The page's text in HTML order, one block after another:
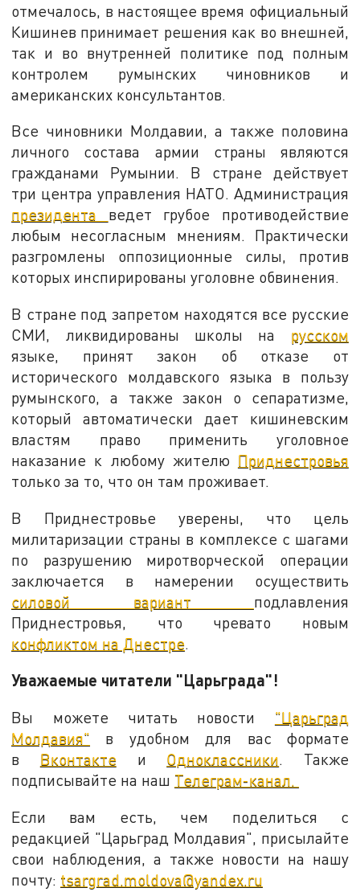
отмечалось, в настоящее время официальный
Кишинев принимает решения как во внешней,
так и во внутренней политике под полным
контролем румынских чиновников и
американских консультантов.
Все чиновники Молдавии, а также половина
личного состава армии страны являются
гражданами Румынии. В стране действует
три центра управления НАТО. Администрация
президента ведет грубое противодействие
любым несогласным мнениям. Практически
разгромлены оппозиционные силы, против
которых инспирированы уголовне обвинения.
В стране под запретом находятся все русские
СМИ, ликвидированы школы на русском
языке, принят закон об отказе от
исторического молдавского языка в пользу
румынского, а также закон о сепаратизме,
который автоматически дает кишиневским
властям право применить уголовное
наказание к любому жителю Приднестровья
только за то, что он там проживает.
В Приднестровье уверены, что цель
милитаризации страны в комплексе с шагами
по разрушению миротворческой операции
заключается в намерении осуществить
силовой вариант подлавления
Приднестровья, что чревато новым
конфликтом на Днестре.
Уважаемые читатели "Царьграда"!
Вы можете читать новости "Царьград
Молдавия" в удобном для вас формате
в Вконтактеи Одноклассники. Также
подписывайте на наш Телеграм-канал.
Если вам есть, чем поделиться с
редакцией "Царьград Молдавия", присылайте
свои наблюдения, а также новости на нашу
почту: tsargrad.moldova@yandex.ru